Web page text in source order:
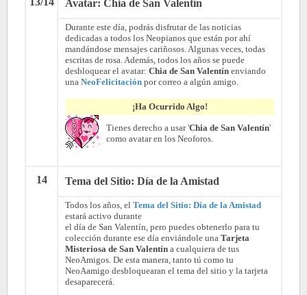
Avatar: Chia de San Valentín
Durante este día, podrás disfrutar de las noticias
dedicadas a todos los Neopianos que están por ahí
mandándose mensajes cariñosos. Algunas veces, todas
escritas de rosa. Además, todos los años se puede
desbloquear el avatar: Chia de San Valentín enviando
una NeoFelicitación por correo a algún amigo.
¡Ha Ocurrido Algo!
Tienes derecho a usar 'Chia de San Valentín'
como avatar en los Neoforos.
14 Tema del Sitio: Día de la Amistad
Todos los años, el Tema del Sitio: Día de la Amistad
estará activo durante
el día de San Valentín, pero puedes obtenerlo para tu
colección durante ese día enviándole una Tarjeta
Misteriosa de San Valentín a cualquiera de tus
NeoAmigos. De esta manera, tanto tú como tu
NeoAamigo desbloquearan el tema del sitio y la tarjeta
desaparecerá.